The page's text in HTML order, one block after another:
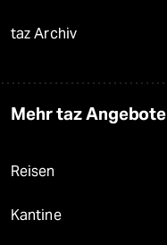
taz Archiv
Mehr taz Angebote
Reisen
Kantine